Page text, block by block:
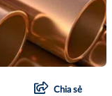
Chia sẻ